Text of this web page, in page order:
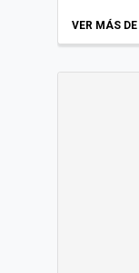
VER MÁS DE